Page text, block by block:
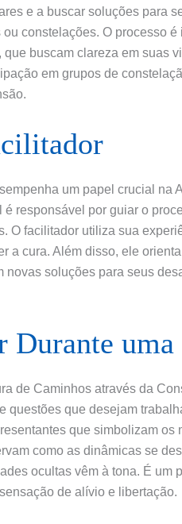
e a buscar soluções para
constelações. O processo
buscam clareza em suas
em grupos de
um papel crucial na
responsável por guiar o
O facilitador utiliza sua
a cura. Além disso, ele
novas soluções para seus
Durante uma
de Caminhos através da
questões que desejam
que simbolizam os
como as dinâmicas se
ocultas vêm à tona. É um
de alívio e libertação.